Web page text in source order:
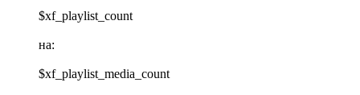
$xf_playlist_count
на:
$xf_playlist_media_count